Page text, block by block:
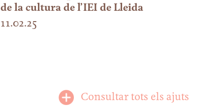
de la cultura de l’IEI de Lleida
11.02.25
Consultar tots els ajuts